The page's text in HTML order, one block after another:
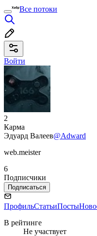
Все потоки
Войти
2
Карма
Эдуард Валеев@Adward
web.meister
6
Подписчики
Подписаться
ПрофильСтатьиПосты
В рейтинге
Не участвует